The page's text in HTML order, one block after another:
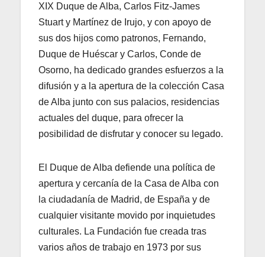
XIX Duque de Alba, Carlos Fitz-James
Stuart y Martínez de Irujo, y con apoyo de
sus dos hijos como patronos, Fernando,
Duque de Huéscar y Carlos, Conde de
Osorno, ha dedicado grandes esfuerzos a la
difusión y a la apertura de la colección Casa
de Alba junto con sus palacios, residencias
actuales del duque, para ofrecer la
posibilidad de disfrutar y conocer su legado.
El Duque de Alba defiende una política de
apertura y cercanía de la Casa de Alba con
la ciudadanía de Madrid, de España y de
cualquier visitante movido por inquietudes
culturales. La Fundación fue creada tras
varios años de trabajo en 1973 por sus